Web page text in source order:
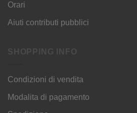
Orari
Aiuti contributi pubblici
SHOPPING INFO
Condizioni di vendita
Modalita di pagamento